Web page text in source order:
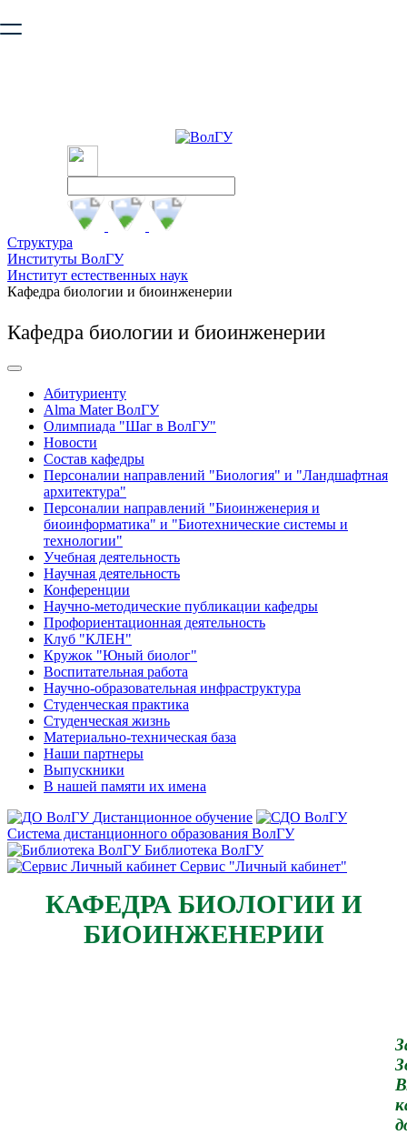
безопасную работу с сайтом. Пожалуйста
Структура
Институты ВолГУ
Институт естественных наук
Кафедра биологии и биоинженерии
Кафедра биологии и биоинженерии
Абитуриенту
Alma Mater ВолГУ
Олимпиада "Шаг в ВолГУ"
Новости
Состав кафедры
Персоналии направлений "Биология" и "Ландшафтная
архитектура"
Персоналии направлений "Биоинженерия и
биоинформатика" и "Биотехнические системы и
технологии"
Учебная деятельность
Научная деятельность
Конференции
Научно-методические публикации кафедры
Профориентационная деятельность
Клуб "КЛЕН"
Кружок "Юный биолог"
Воспитательная работа
Научно-образовательная инфраструктура
Студенческая практика
Студенческая жизнь
Материально-техническая база
Наши партнеры
Выпускники
В нашей памяти их имена
Дистанционное обучение
Система дистанционного образования ВолГУ
Библиотека ВолГУ
Сервис "Личный кабинет"
КАФЕДРА БИОЛОГИИ И
БИОИНЖЕНЕРИИ